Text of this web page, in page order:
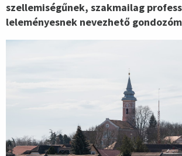
szellemiségűnek, szakmailag
leleményesnek nevezhető